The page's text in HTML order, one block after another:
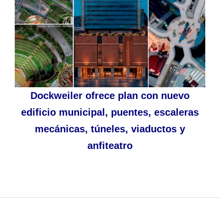
Dockweiler ofrece plan con nuevo
edificio municipal, puentes, escaleras
mecánicas, túneles, viaductos y
anfiteatro